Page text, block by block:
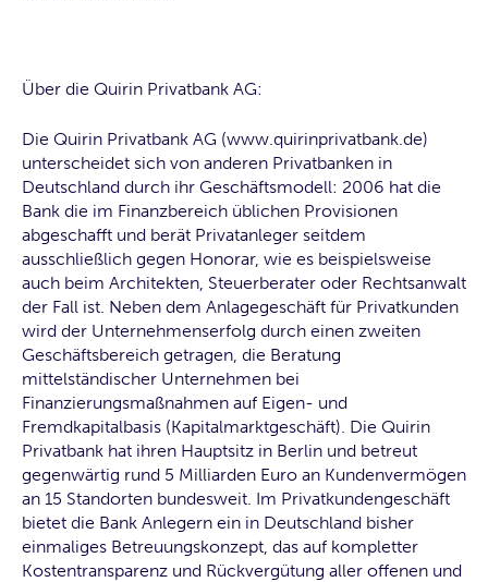
Über die Quirin Privatbank AG:
Die Quirin Privatbank AG (www.quirinprivatbank.de)
unterscheidet sich von anderen Privatbanken in
Deutschland durch ihr Geschäftsmodell: 2006 hat die
Bank die im Finanzbereich üblichen Provisionen
abgeschafft und berät Privatanleger seitdem
ausschließlich gegen Honorar, wie es beispielsweise
auch beim Architekten, Steuerberater oder Rechtsanwalt
der Fall ist. Neben dem Anlagegeschäft für Privatkunden
wird der Unternehmenserfolg durch einen zweiten
Geschäftsbereich getragen, die Beratung
mittelständischer Unternehmen bei
Finanzierungsmaßnahmen auf Eigen- und
Fremdkapitalbasis (Kapitalmarktgeschäft). Die Quirin
Privatbank hat ihren Hauptsitz in Berlin und betreut
gegenwärtig rund 5 Milliarden Euro an Kundenvermögen
an 15 Standorten bundesweit. Im Privatkundengeschäft
bietet die Bank Anlegern ein in Deutschland bisher
einmaliges Betreuungskonzept, das auf kompletter
Kostentransparenz und Rückvergütung aller offenen und